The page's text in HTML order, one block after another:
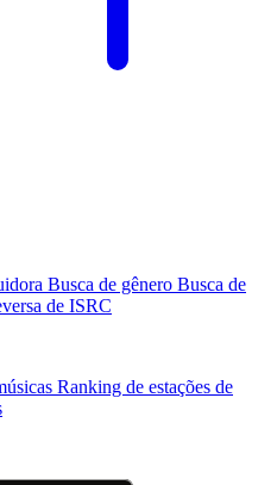
Busca de gênero Busca de
de ISRC
Ranking de estações de